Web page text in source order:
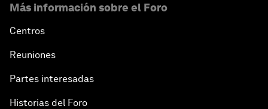
Más información sobre el Foro
Centros
Reuniones
Partes interesadas
Historias del Foro